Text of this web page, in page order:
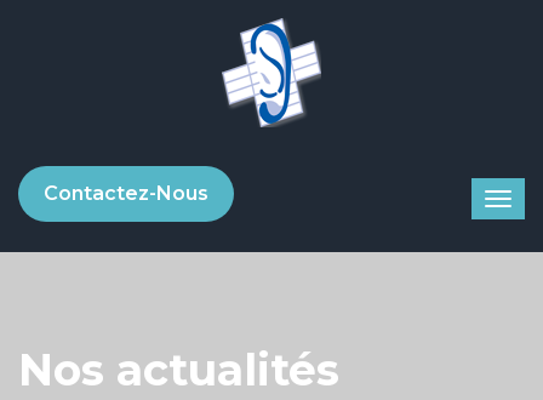
Contactez-Nous
Nos actualités